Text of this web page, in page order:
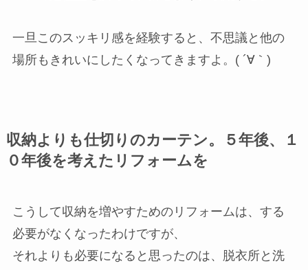
一旦このスッキリ感を経験すると、不思議と他の
場所もきれいにしたくなってきますよ。( ´∀｀)
収納よりも仕切りのカーテン。５年後、１
０年後を考えたリフォームを
こうして収納を増やすためのリフォームは、する
必要がなくなったわけですが、
それよりも必要になると思ったのは、脱衣所と洗